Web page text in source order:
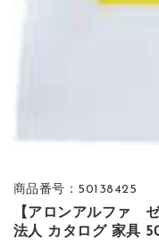
商品番号：50138425
【アロンアルファ
法人 カタログ 家具